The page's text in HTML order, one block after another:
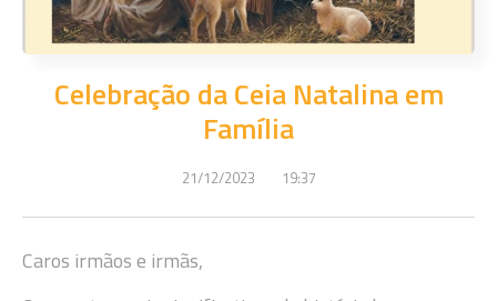
Celebração da Ceia Natalina em
Família
21/12/2023 19:37
Caros irmãos e irmãs,